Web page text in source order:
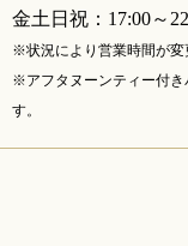
金土日祝：17:00～
※状況により営業時間が変
※アフタヌーンティー付き
す。